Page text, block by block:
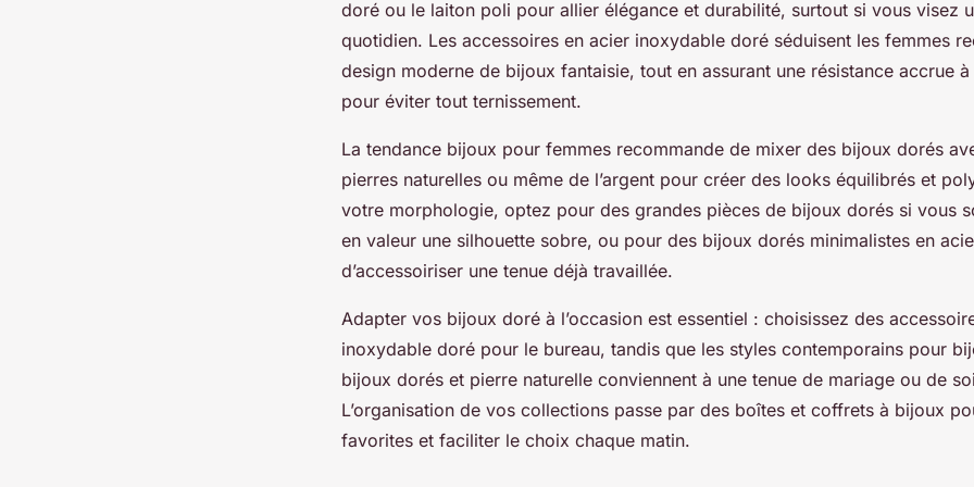
doré ou le laiton poli pour allier élégance et durabilité, surtout si vous visez
quotidien. Les accessoires en acier inoxydable doré séduisent les femmes
design moderne de bijoux fantaisie, tout en assurant une résistance accrue
pour éviter tout ternissement.
La tendance bijoux pour femmes recommande de mixer des bijoux dorés
pierres naturelles ou même de l’argent pour créer des looks équilibrés et
votre morphologie, optez pour des grandes pièces de bijoux dorés si vous
en valeur une silhouette sobre, ou pour des bijoux dorés minimalistes en
d’accessoiriser une tenue déjà travaillée.
Adapter vos bijoux doré à l’occasion est essentiel : choisissez des
inoxydable doré pour le bureau, tandis que les styles contemporains pour
bijoux dorés et pierre naturelle conviennent à une tenue de mariage ou de
L’organisation de vos collections passe par des boîtes et coffrets à bijoux
favorites et faciliter le choix chaque matin.